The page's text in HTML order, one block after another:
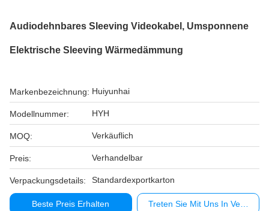
Audiodehnbares Sleeving Videokabel, Umsponnene
Elektrische Sleeving Wärmedämmung
Markenbezeichnung: Huiyunhai
Modellnummer: HYH
MOQ: Verkäuflich
Preis: Verhandelbar
Verpackungsdetails: Standardexportkarton
Beste Preis Erhalten Treten Sie Mit Uns In